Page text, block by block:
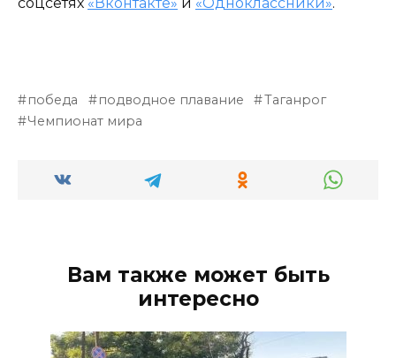
победа подводное плавание
Таганрог
Чемпионат мира
Вам также может быть
интересно